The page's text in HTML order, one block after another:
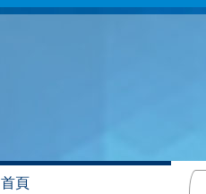
首頁